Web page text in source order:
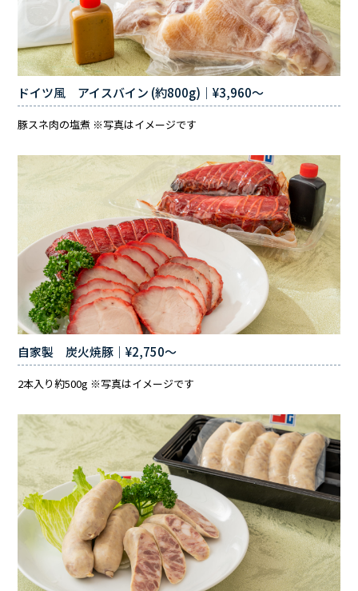
ドイツ風 アイスバイン (約800g)｜¥3,960〜
豚スネ肉の塩煮 ※写真はイメージです
自家製 炭火焼豚｜¥2,750～
2本入り約500g ※写真はイメージです